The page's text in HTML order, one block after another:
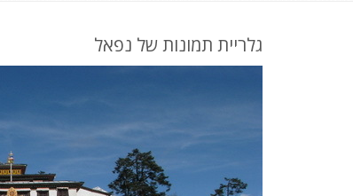
גלריית תמונות של נפאל